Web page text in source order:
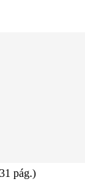
pág.)